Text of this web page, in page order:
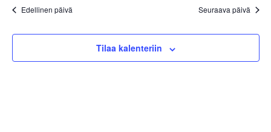
Edellinen päivä Seuraava päivä
Tilaa kalenteriin